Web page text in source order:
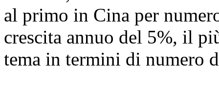
al primo in Cina per
crescita annuo del 5%, il
tema in termini di numero